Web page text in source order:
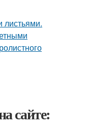
сайте: